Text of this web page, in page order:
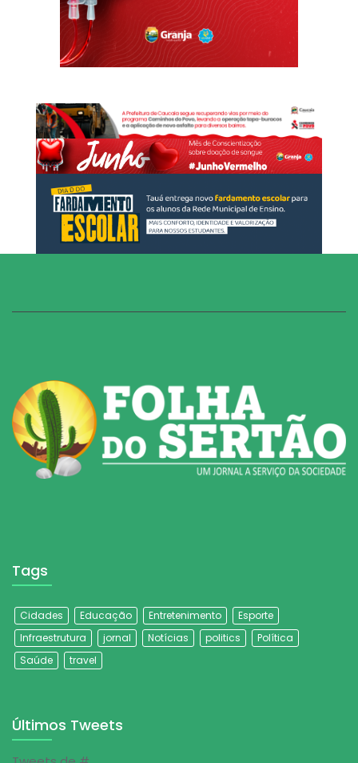
Tags
Cidades Educação Entretenimento
Esporte
Infraestrutura
jornal Notícias politics
Política
Saúde
travel
Últimos Tweets